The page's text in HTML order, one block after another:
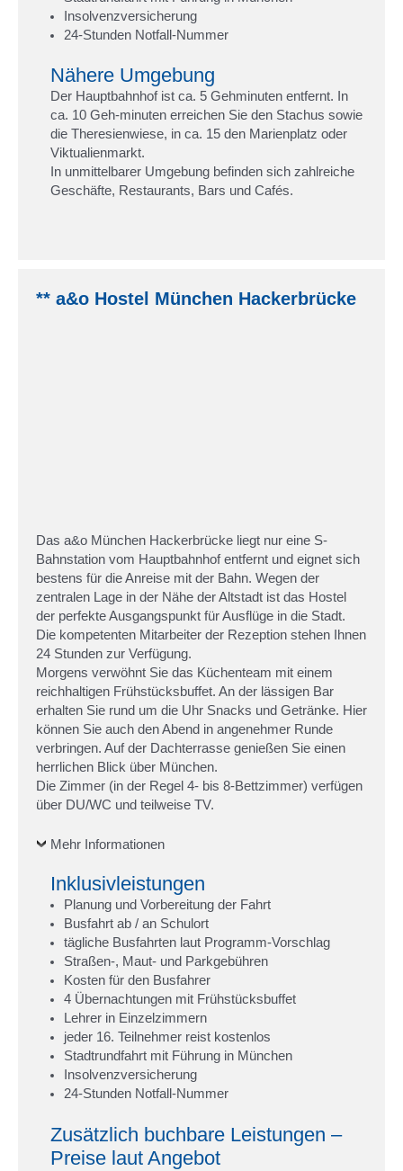
Insolvenzversicherung
24-Stunden Notfall-Nummer
Nähere Umgebung
Der Hauptbahnhof ist ca. 5 Gehminuten entfernt. In
ca. 10 Geh-minuten erreichen Sie den Stachus sowie
die Theresienwiese, in ca. 15 den Marienplatz oder
Viktualienmarkt.
In unmittelbarer Umgebung befinden sich zahlreiche
Geschäfte, Restaurants, Bars und Cafés.
** a&o Hostel München Hackerbrücke
Das a&o München Hackerbrücke liegt nur eine S-
Bahnstation vom Hauptbahnhof entfernt und eignet sich
bestens für die Anreise mit der Bahn. Wegen der
zentralen Lage in der Nähe der Altstadt ist das Hostel
der perfekte Ausgangspunkt für Ausflüge in die Stadt.
Die kompetenten Mitarbeiter der Rezeption stehen Ihnen
24 Stunden zur Verfügung.
Morgens verwöhnt Sie das Küchenteam mit einem
reichhaltigen Frühstücksbuffet. An der lässigen Bar
erhalten Sie rund um die Uhr Snacks und Getränke. Hier
können Sie auch den Abend in angenehmer Runde
verbringen. Auf der Dachterrasse genießen Sie einen
herrlichen Blick über München.
Die Zimmer (in der Regel 4- bis 8-Bettzimmer) verfügen
über DU/WC und teilweise TV.
Mehr Informationen
Inklusivleistungen
Planung und Vorbereitung der Fahrt
Busfahrt ab / an Schulort
tägliche Busfahrten laut Programm-Vorschlag
Straßen-, Maut- und Parkgebühren
Kosten für den Busfahrer
4 Übernachtungen mit Frühstücksbuffet
Lehrer in Einzelzimmern
jeder 16. Teilnehmer reist kostenlos
Stadtrundfahrt mit Führung in München
Insolvenzversicherung
24-Stunden Notfall-Nummer
Zusätzlich buchbare Leistungen –
Preise laut Angebot